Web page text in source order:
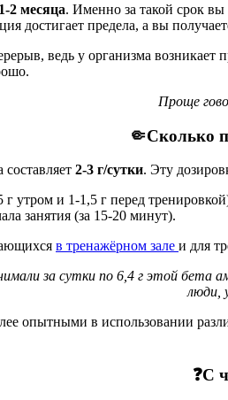
1-2 месяца. Именно за такой срок
достигает предела, а вы
ведь у организма
Проще
🤏Сколько
составляет 2-3 г/сутки. Эту
утром и 1-1,5 г перед
занятия (за 15-20 минут).
в тренажёрном зале и для
за сутки по 6,4 г этой бета
люди,
опытными в использовании
❓С